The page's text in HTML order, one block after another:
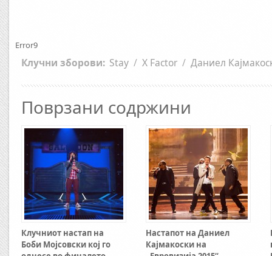
Error9
Клучни зборови: Stay / X Factor / Даниел
Поврзани содржини
Клучниот настап на
Боби Мојсовски кој го
Настапот на Даниел
Кајмакоски на